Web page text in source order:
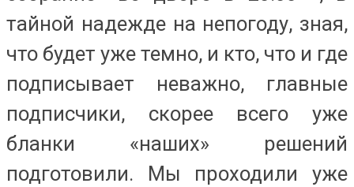
тайной надежде на непогоду, зная,
что будет уже темно, и кто, что и где
подписывает неважно, главные
подписчики, скорее всего уже
бланки «наших» решений
подготовили. Мы проходили уже